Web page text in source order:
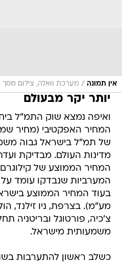
אין תמונה / מערכת וואלה, צילום מסך
יותר יקר מבעולם
ואיפה נמצא שוק התמ"ל
המחיר האפקטיבי (מחיר
של תמ"ל בישראל גבוה
מדינות העולם. מבדיקת
המחיר הממוצע של
מע"מ). בצרפת, ניו זילנד,
צ'כיה, פורטוגל ובריטניה
משמעותית מישראל.
כשלב ראשון להתערבות